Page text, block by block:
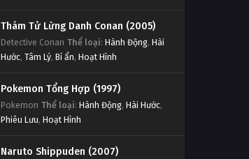
Thám Tử Lừng Danh Conan (2005)
Detective Conan Thể loại: Hành Động, Hài
Hước, Tâm Lý, Bí ẩn, Hoạt Hình
Pokemon Tổng Hợp (1997)
Pokemon Thể loại: Hành Động, Hài Hước,
Phiêu Lưu, Hoạt Hình
Naruto Shippuden (2007)